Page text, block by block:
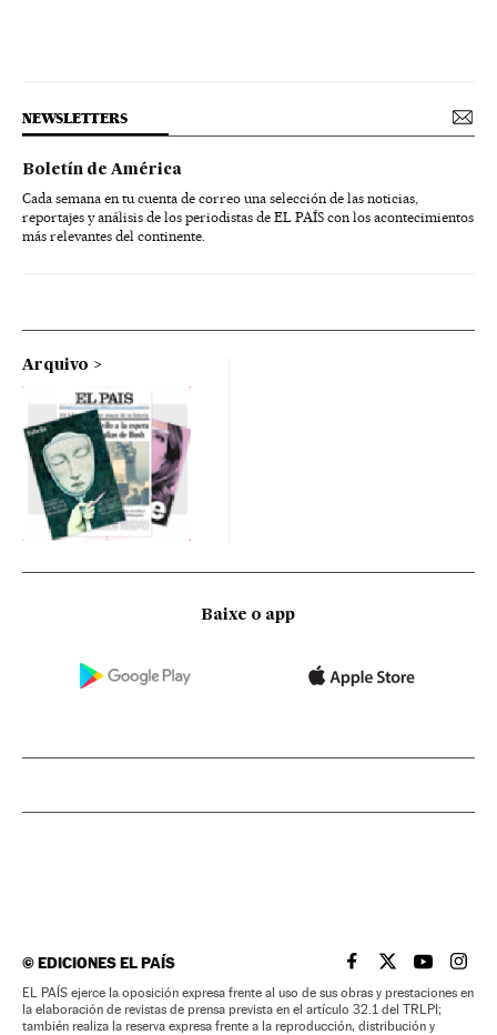
NEWSLETTERS
Boletín de América
Cada semana en tu cuenta de correo una selección de las noticias,
reportajes y análisis de los periodistas de EL PAÍS con los acontecimientos
más relevantes del continente.
Arquivo
Baixe o app
©EDICIONES EL PAÍS EL PAÍS BRASIL EN
EL PAÍSEL PAÍS
EL
EL PAÍS ejerce la oposición expresa frente al uso de sus obras y prestaciones en
la elaboración de revistas de prensa prevista en el artículo 32.1 del TRLPI;
también realiza la reserva expresa frente a la reproducción, distribución y